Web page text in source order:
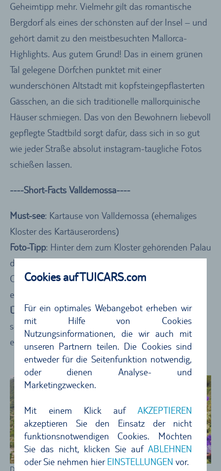
Cookies auf TUICARS.com
Für ein optimales Webangebot erheben wir
mit Hilfe von Cookies
Nutzungsinformationen, die wir auch mit
unseren Partnern teilen. Die Cookies sind
entweder für die Seitenfunktion notwendig,
oder dienen Analyse- und
Marketingzwecken.
Mit einem Klick aufAKZEPTIEREN
akzeptieren Sie den Einsatz der nicht
funktionsnotwendigen Cookies. Möchten
Sie das nicht, klicken Sie aufABLEHNEN
oder Sie nehmen hierEINSTELLUNGEN vor.
Geheimtipp mehr. Vielmehr gilt das romantische
Bergdorf als eines der schönsten auf der Insel – und
gehört damit zu den meistbesuchten Mallorca-
Highlights. Aus gutem Grund! Das in einem grünen
Tal gelegene Dörfchen punktet mit einer
wunderschönen Altstadt mit kopfsteingepflasterten
Gässchen, an die sich traditionelle mallorquinische
Häuser schmiegen. Das von den Bewohnern liebevoll
gepflegte Stadtbild sorgt dafür, dass sich in so gut
wie jeder Straße absolut instagram-taugliche Fotos
schießen lassen.
----Short-Facts Valldemossa----
Must-see: Kartause von Valldemossa (ehemaliges
Kloster des Kartäuserordens)
Foto-Tipp: Hinter dem zum Kloster gehörenden Palau
del Rei Sanç haben Sie von der Straße Carrer de
Camí Antic a Palma über die niedrige Steinmauer
einen fantastischen Blick auf weite Teile des Dorfs.
Übernachtungstipp:Mirabó De Valldemossa –
schönes Hotel am Rande von Valldemossa inmitten
einer grandiosen Naturkulisse
Die historischen Stadt Valldemosa